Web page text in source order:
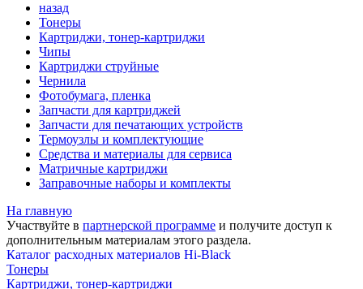
назад
Тонеры
Картриджи, тонер-картриджи
Чипы
Картриджи струйные
Чернила
Фотобумага, пленка
Запчасти для картриджей
Запчасти для печатающих устройств
Термоузлы и комплектующие
Средства и материалы для сервиса
Матричные картриджи
Заправочные наборы и комплекты
На главную
Участвуйте в партнерской программе и получите доступ к
дополнительным материалам этого раздела.
Каталог расходных материалов Hi-Black
Тонеры
Картриджи, тонер-картриджи